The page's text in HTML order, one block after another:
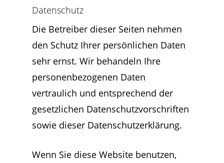
Datenschutz
Die Betreiber dieser Seiten nehmen
den Schutz Ihrer persönlichen Daten
sehr ernst. Wir behandeln Ihre
personenbezogenen Daten
vertraulich und entsprechend der
gesetzlichen Datenschutzvorschriften
sowie dieser Datenschutzerklärung.
Wenn Sie diese Website benutzen,